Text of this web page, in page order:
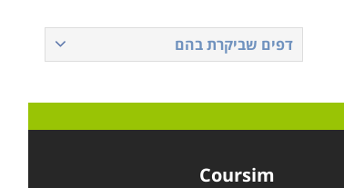
דפים שביקרת בהם
Coursim